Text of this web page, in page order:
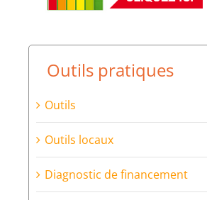
Outils pratiques
Outils
Outils locaux
Diagnostic de financement